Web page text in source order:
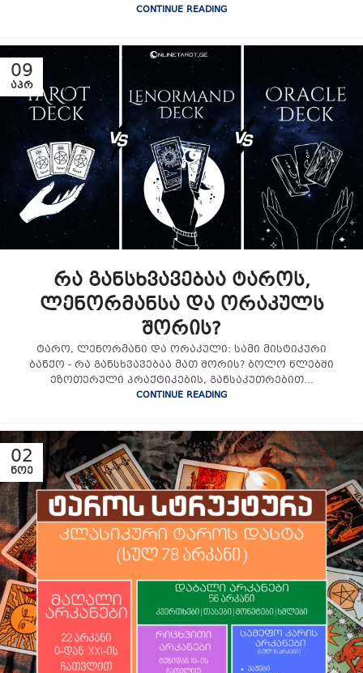
CONTINUE READING
09
ᲐᲞᲠ
რა განსხვავებაა ტაროს,
ლენორმანსა და ორაკულს
შორის?
ტარო, ლენორმანი და ორაკული: სამი მისტიკური
ბანქო - რა განსხვავებაა მათ შორის? ბოლო წლებში
ეზოთერული პრაქტიკების, განსაკუთრებით...
CONTINUE READING
02
ᲜᲝᲔ